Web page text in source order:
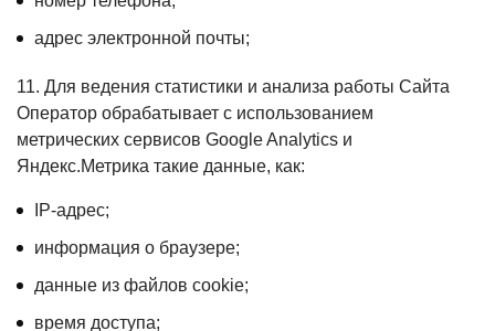
адрес электронной почты;
11. Для ведения статистики и анализа работы Сайта
Оператор обрабатывает с использованием
метрических сервисов Google Analytics и
Яндекс.Метрика такие данные, как:
IP-адрес;
информация о браузере;
данные из файлов cookie;
время доступа;